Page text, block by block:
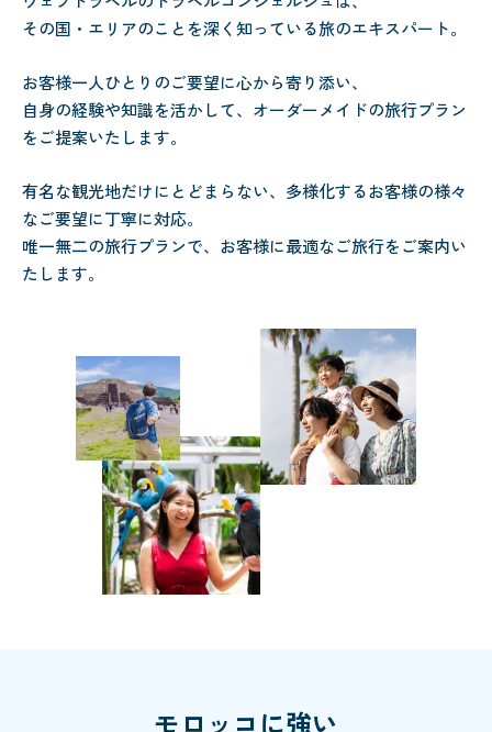
その国・エリアのことを深く知っている旅のエキスパート。
お客様一人ひとりのご要望に心から寄り添い、
自身の経験や知識を活かして、オーダーメイドの旅行プラン
をご提案いたします。
有名な観光地だけにとどまらない、多様化するお客様の様々
なご要望に丁寧に対応。
唯一無二の旅行プランで、お客様に最適なご旅行をご案内い
たします。
モロッコに強い